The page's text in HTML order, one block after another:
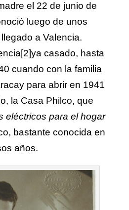
el 22 de junio de
luego de unos
a Valencia.
[2]ya casado, hasta
cuando con la familia
para abrir en 1941
la Casa Philco, que
eléctricos para el hogar
bastante conocida en
años.